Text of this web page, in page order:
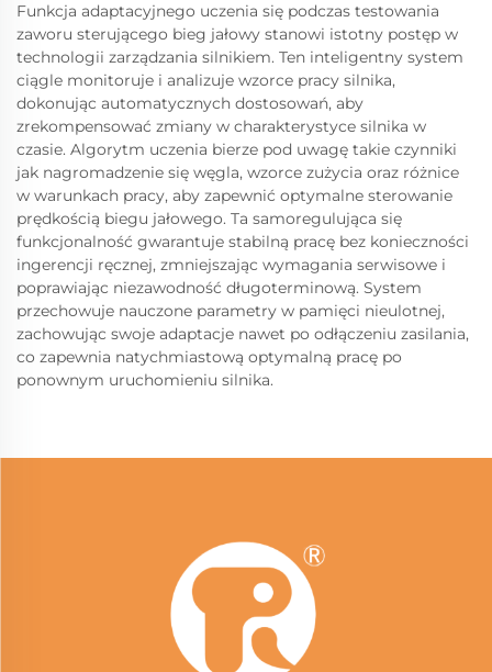
Funkcja adaptacyjnego uczenia się podczas testowania
zaworu sterującego bieg jałowy stanowi istotny postęp w
technologii zarządzania silnikiem. Ten inteligentny system
ciągle monitoruje i analizuje wzorce pracy silnika,
dokonując automatycznych dostosowań, aby
zrekompensować zmiany w charakterystyce silnika w
czasie. Algorytm uczenia bierze pod uwagę takie czynniki
jak nagromadzenie się węgla, wzorce zużycia oraz różnice
w warunkach pracy, aby zapewnić optymalne sterowanie
prędkością biegu jałowego. Ta samoregulująca się
funkcjonalność gwarantuje stabilną pracę bez konieczności
ingerencji ręcznej, zmniejszając wymagania serwisowe i
poprawiając niezawodność długoterminową. System
przechowuje nauczone parametry w pamięci nieulotnej,
zachowując swoje adaptacje nawet po odłączeniu zasilania,
co zapewnia natychmiastową optymalną pracę po
ponownym uruchomieniu silnika.